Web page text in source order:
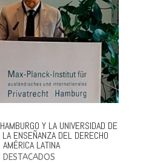
Y LA UNIVERSIDAD DE
ENSEÑANZA DEL DERECHO
LATINA
DESTACADOS